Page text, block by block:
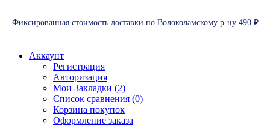
Фиксированная стоимость доставки по Волоколамскому р-ну 490 ₽
Аккаунт
Регистрация
Авторизация
Мои Закладки (2)
Список сравнения (0)
Корзина покупок
Оформление заказа